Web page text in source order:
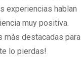
experiencias hablan
muy positiva.
más destacadas para
lo pierdas!